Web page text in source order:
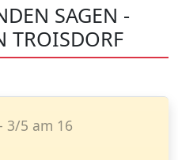
SAGEN -
TROISDORF
5/5 am 26